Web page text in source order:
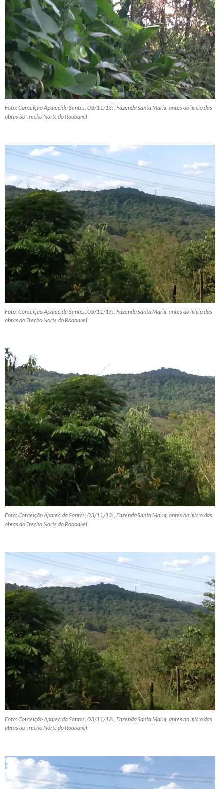
Foto: Conceição Aparecida Santos, 03/11/13!, Fazenda Santa Maria, antes do início das
obras do Trecho Norte do Rodoanel
Foto: Conceição Aparecida Santos, 03/11/13!, Fazenda Santa Maria, antes do início das
obras do Trecho Norte do Rodoanel
Foto: Conceição Aparecida Santos, 03/11/13!, Fazenda Santa Maria, antes do início das
obras do Trecho Norte do Rodoanel
Foto: Conceição Aparecida Santos, 03/11/13!, Fazenda Santa Maria, antes do início das
obras do Trecho Norte do Rodoanel